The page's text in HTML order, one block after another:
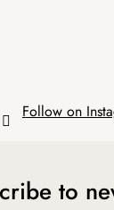
Follow on
to